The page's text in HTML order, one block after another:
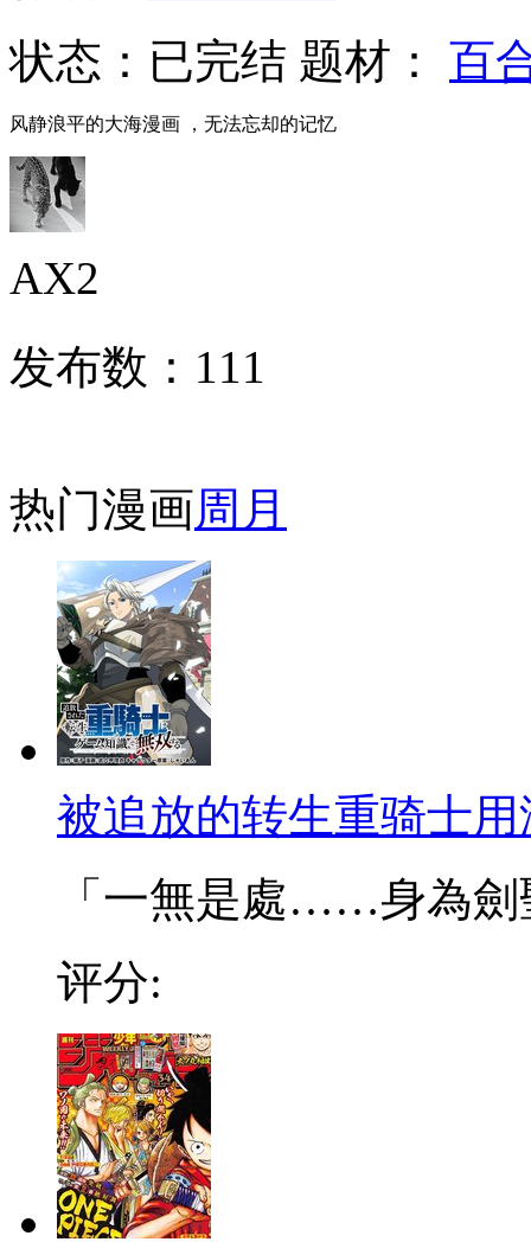
状态： 已完结 题材： 百
风静浪平的大海漫画 ，无法忘却的记忆
AX2
发布数： 111
热门漫画周 月
被追放的转生重骑士
「一無是處……身為劍
评分: